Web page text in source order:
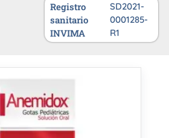
Registro
sanitario
INVIMA
SD2021-
0001285-
R1